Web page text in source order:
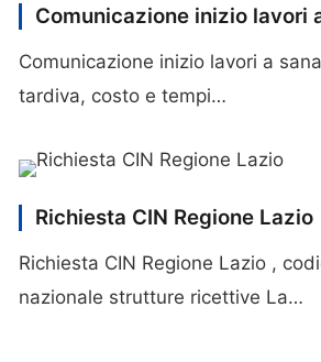
Comunicazione inizio lavori
Comunicazione inizio lavori a
tardiva, costo e tempi…
Richiesta CIN Regione Lazio
Richiesta CIN Regione Lazio ,
nazionale strutture ricettive La…